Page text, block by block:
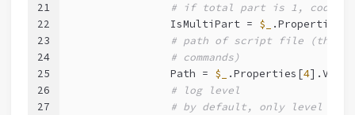
21
22
23
24
25
26
27
# if total part is 1, code is
                IsMultiPart =
$_ .Properties[
# path of script file (this
# commands)
                Path =
$_ .Properties[4].Value
# log level
# by default, only level